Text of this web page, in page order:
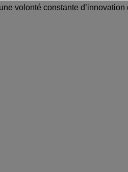
volonté constante d’innovation